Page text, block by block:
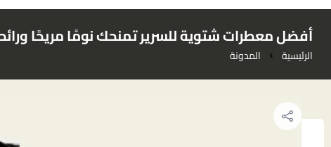
أفضل معطرات شتوية للسرير تمنحك نومًا مريحًا
الرئيسية المدونة